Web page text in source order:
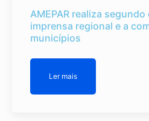
AMEPAR realiza
imprensa regional e a
municípios
Ler mais